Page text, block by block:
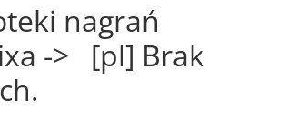
nagrań
-> [pl] Brak